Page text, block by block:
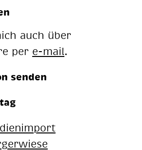
auch über
per e-mail.
senden